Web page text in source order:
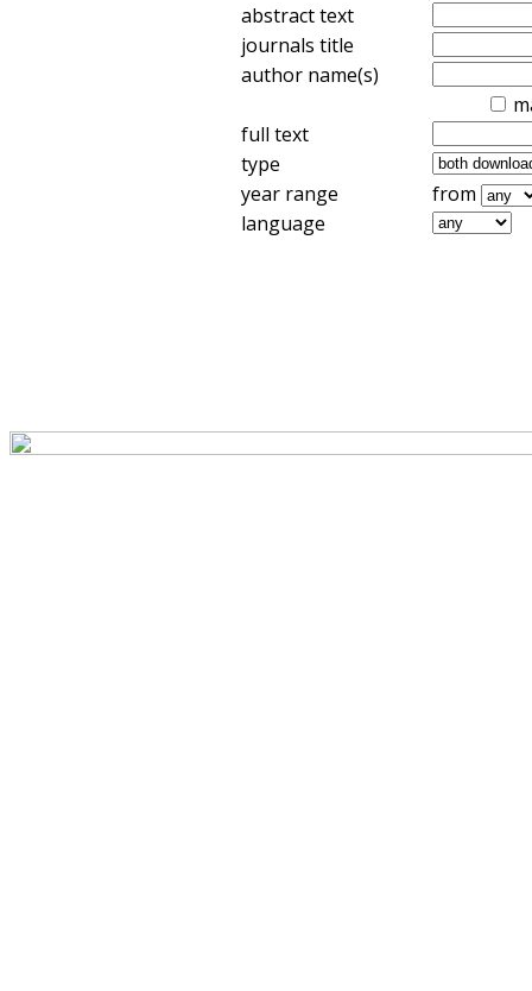
abstract text
journals title
author name(s)
full text
type
year range
from
language